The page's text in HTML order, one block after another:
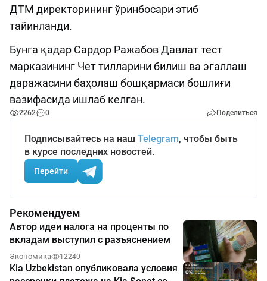
ДТМ директорининг ўринбосари этиб
тайинланди.
Бунга қадар Сардор Ражабов Давлат тест
марказининг Чет тилларини билиш ва эгаллаш
даражасини баҳолаш бошқармаси бошлиғи
вазифасида ишлаб келган.
2262 0 Поделиться
Подписывайтесь на наш Telegram, чтобы быть
в курсе последних новостей.
Перейти
Рекомендуем
Автор идеи налога на проценты по
вкладам выступил с разъяснением
Экономика 12240
Kia Uzbekistan опубликовала условия